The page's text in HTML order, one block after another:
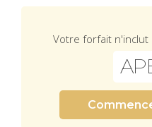
Votre forfait n'inclut